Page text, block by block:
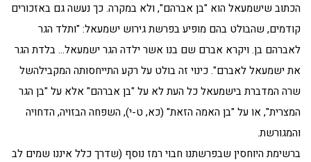
הכתוב שישמעאל הוא "בן אברהם", ולא במקרה. כך נעשה גם באזכורים
קודמים, שהבולט בהם מופיע בפרשת גירוש ישמעאל: "ותלד הגר
לאברהם בן. ויקרא אברם שם בנו אשר ילדה הגר ישמעאל… בלדת הגר
את ישמעאל לאברם". כינוי זה בולט על רקע התייחסותה המקבילהשל
שרה המדברת בישמעאל כל העת לא על "בן אברהם" אלא על "בן הגר
המצרית", או על "בן האמה הזאת" (כא, ט-י), השפחה הבזויה, הדחויה
והמגורשת.
ברשימת היוחסין שבפרשתנו חבוי רמז נוסף (שדרך כלל איננו שמים לב